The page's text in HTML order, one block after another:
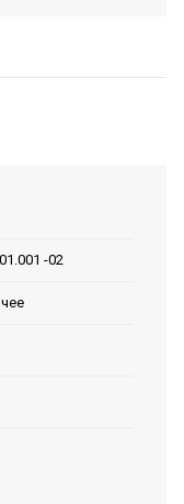
-02